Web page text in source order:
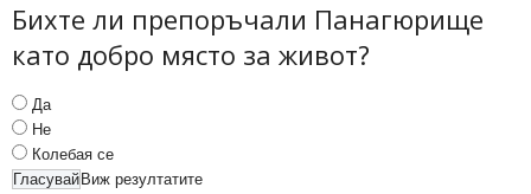
Бихте ли препоръчали Панагюрище
като добро място за живот?
Да
Не
Колебая се
Виж резултатите